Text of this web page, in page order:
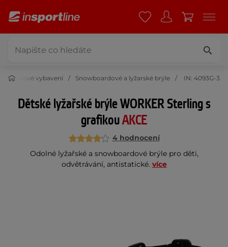
vybavení Snowboardové a lyžarské brýle IN: 4093G-3
Dětské lyžařské brýle WORKER Sterling s
grafikouAKCE
4 hodnocení
Odolné lyžařské a snowboardové brýle pro děti,
odvětrávání, antistatické. více